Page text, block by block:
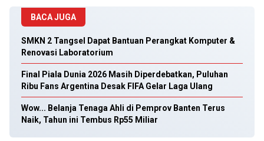
BACA JUGA
SMKN 2 Tangsel Dapat Bantuan Perangkat Komputer &
Renovasi Laboratorium
Final Piala Dunia 2026 Masih Diperdebatkan, Puluhan
Ribu Fans Argentina Desak FIFA Gelar Laga Ulang
Wow... Belanja Tenaga Ahli di Pemprov Banten Terus
Naik, Tahun ini Tembus Rp55 Miliar